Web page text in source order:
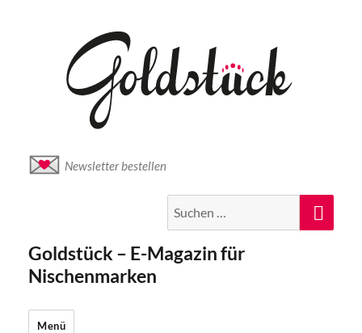
Newsletter bestellen
nach:
Goldstück – E-Magazin für
Nischenmarken
Menü